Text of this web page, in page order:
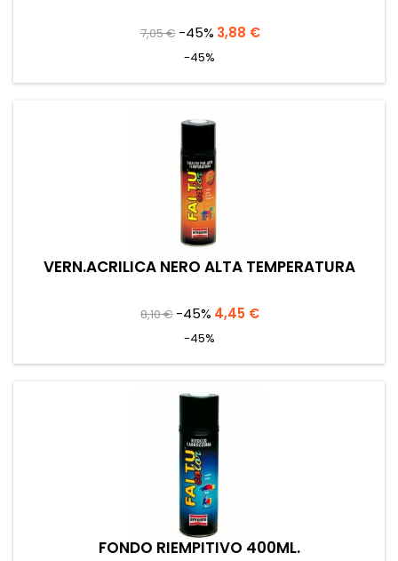
Prezzo
7,05 € -45% Prezzo
3,88 €
-45%
VERN.ACRILICA NERO ALTA TEMPERATURA
Prezzo
8,10 € -45% Prezzo
4,45 €
-45%
FONDO RIEMPITIVO 400ML.